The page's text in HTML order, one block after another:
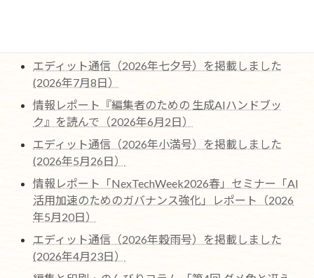
エディット通信（2026年七夕号）を掲載しました
(2026年7月8日）
情報レポート『編集者のための 生成AIハンドブッ
ク』を読んで（2026年6月2日）
エディット通信（2026年小満号）を掲載しました
(2026年5月26日）
情報レポート「NexTechWeek2026春」セミナー「AI
活用加速のためのガバナンス強化」レポート（2026
年5月20日）
エディット通信（2026年穀雨号）を掲載しました
(2026年4月23日）